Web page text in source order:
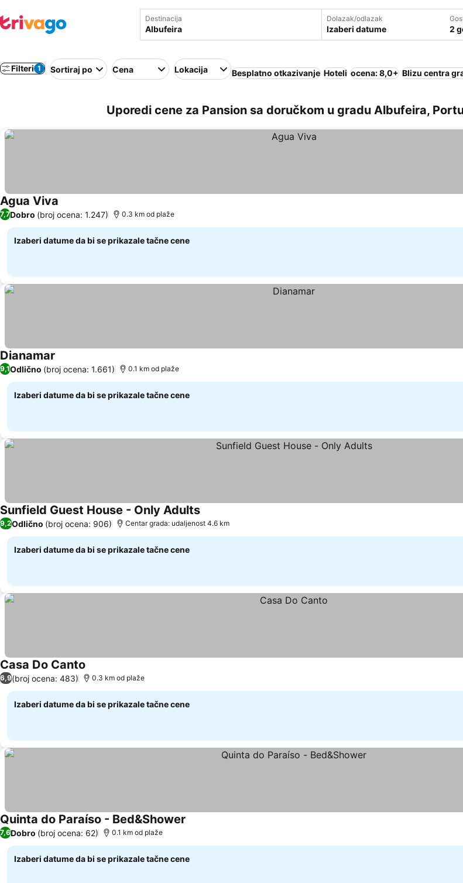
Destinacija Dolazak/odlazak
Izaberi datume 2
Filteri 1 Sortiraj po Cena Lokacija Besplatno otkazivanje Hoteli ocena: 8,0+ Blizu centra
Uporedi cene za Pansion sa doručkom u gradu Albufeira,
Agua Viva Pogledaj cene
7,7Dobro (broj ocena: 1.247) 0.3 km od plaže
Izaberi datume da bi se prikazale tačne cene
Dianamar
9,1Odlično (broj ocena: 1.661) 0.1 km od plaže
Izaberi datume da bi se prikazale tačne cene
Sunfield Guest House - Only AdultsPogledaj cene
9,2Odlično (broj ocena: 906) Centar grada: udaljenost 4.6 km
Izaberi datume da bi se prikazale tačne cene
Casa Do CantoPogledaj cene
6,9(broj ocena: 483) 0.3 km od plaže
Izaberi datume da bi se prikazale tačne cene
Quinta do Paraíso - Bed&Shower
7,6Dobro (broj ocena: 62) 0.1 km od plaže
Izaberi datume da bi se prikazale tačne cene